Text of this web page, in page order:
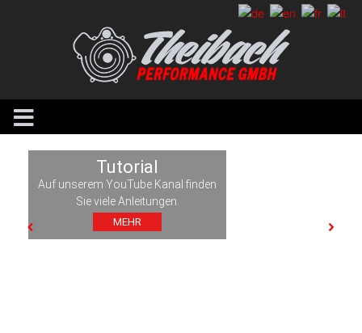
Tutorial
Auf unserem YouTube Kanal finden
Sie viele Anleitungen.
MEHR